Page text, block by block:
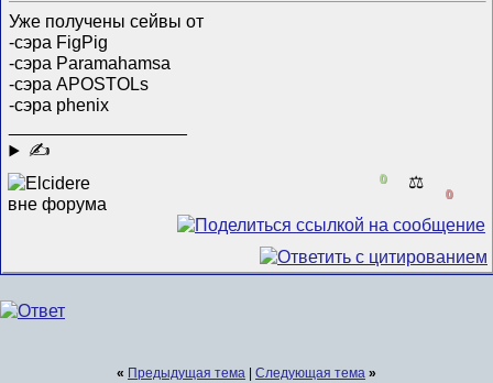
Уже получены сейвы от
-сэра FigPig
-сэра Paramahamsa
-сэра APOSTOLs
-сэра phenix
✍
0 ⚖️
0
« Предыдущая тема Следующая тема »